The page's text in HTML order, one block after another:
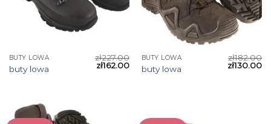
BUTY LOWA
buty lowa
zł227.00
zł162.00
BUTY LOWA
buty lowa
zł182.00
zł130.00